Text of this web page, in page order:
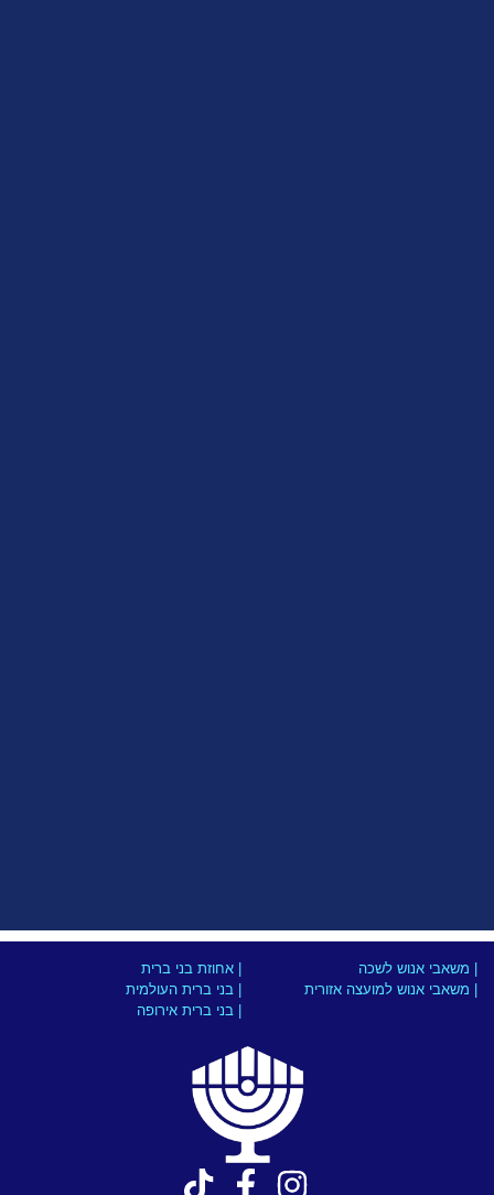
| משאבי אנוש לשכה
| משאבי אנוש למועצה אזורית
| אחוזת בני ברית
| בני ברית העולמית
| בני ברית אירופה